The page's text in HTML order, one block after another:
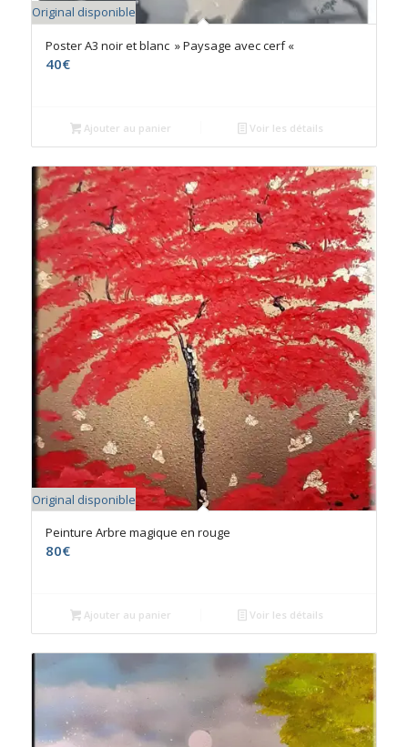
Original disponible
Poster A3 noir et blanc » Paysage avec cerf «
40€
Ajouter au panier Voir les détails
Original disponible
Peinture Arbre magique en rouge
80€
Ajouter au panier Voir les détails